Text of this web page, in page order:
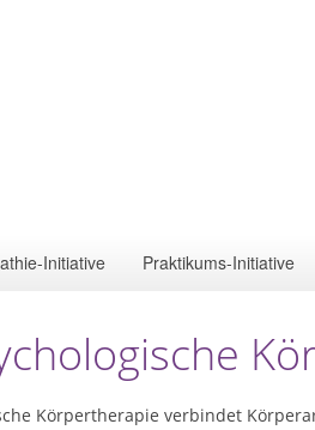
Initiative Praktikums-Initiative
Körpertherapie verbindet